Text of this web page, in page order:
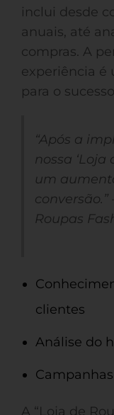
inclui desde
anuais, até
compras. A
experiência é
para o
“Após a
nossa ‘Loja
um
Roupas
clientes
Análise do
A “Loja de